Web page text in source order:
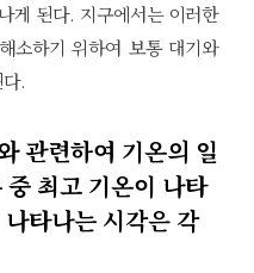
게 된다. 지구에서는 이러한
소하기 위하여 보통 대기와
.
관련하여 기온의 일
최고 기온이 나타
타나는 시각은 각